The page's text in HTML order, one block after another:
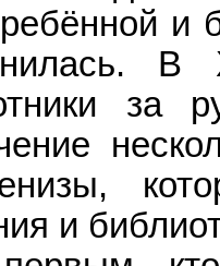
ённой и
за
и